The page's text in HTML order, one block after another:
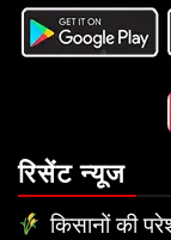
रिसेंट न्यूज
किसानों की